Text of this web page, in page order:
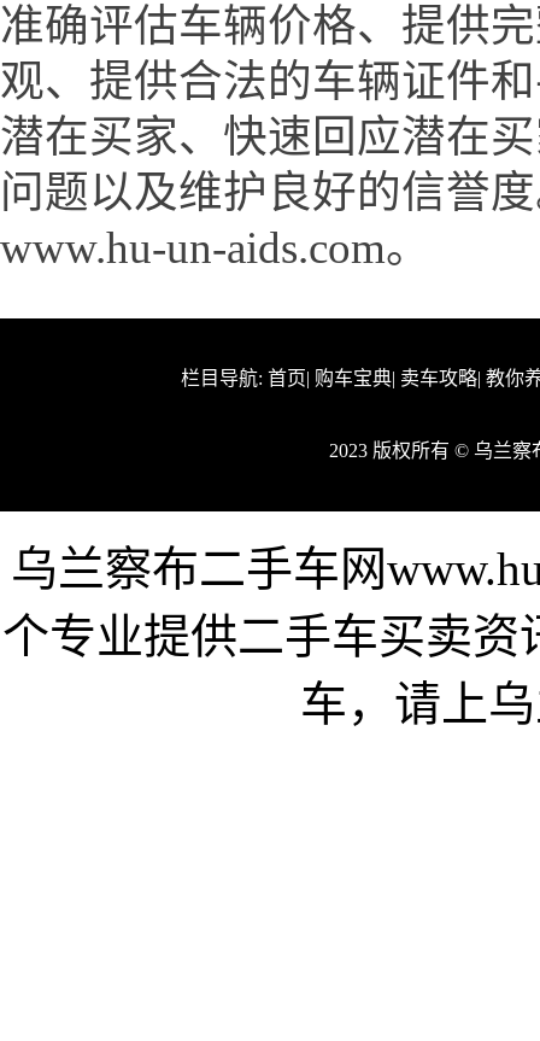
准确评估车辆价格、提供
观、提供合法的车辆证件
潜在买家、快速回应潜在
问题以及维护良好的信誉
www.hu-un-aids.com。
栏目导航: 首页| 购车宝典| 卖车攻略| 教你
2023 版权所有 © 乌兰
乌兰察布二手车网
个专业提供二手车买卖
车，请上